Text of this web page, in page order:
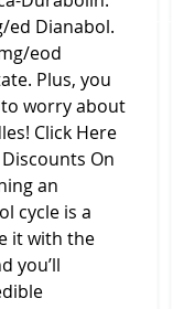
ed Dianabol.
eod
Plus, you
worry about
Click Here
On
an
cycle is a
it with the
you’ll